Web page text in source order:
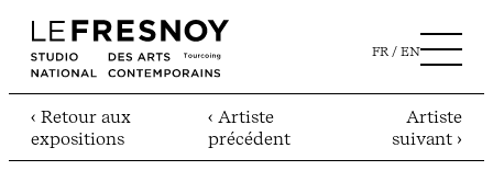
FR EN
‹ Retour aux
expositions
‹ Artiste
précédent
Artiste
suivant ›